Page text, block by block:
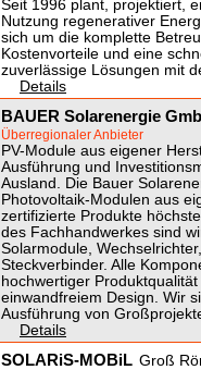
Seit 1996 plant, projektiert,
Nutzung regenerativer
sich um die komplette
Kostenvorteile und eine
zuverlässige Lösungen mit
Details
BAUER Solarenergie
Überregionaler Anbieter
PV-Module aus eigener
Ausführung und
Ausland. Die Bauer
Photovoltaik-Modulen aus
zertifizierte Produkte
des Fachhandwerkes sind
Solarmodule,
Steckverbinder. Alle
hochwertiger
einwandfreiem Design. Wir
Ausführung von
Details
SOLARiS-MOBiL Groß